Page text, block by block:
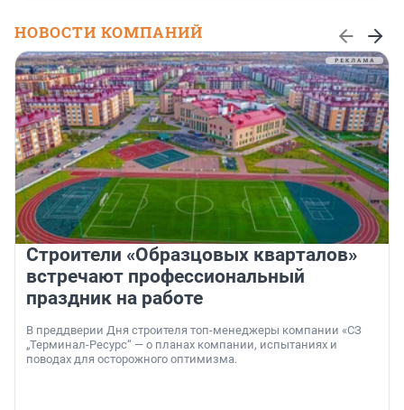
НОВОСТИ КОМПАНИЙ
Строители «Образцовых кварталов»
встречают профессиональный
праздник на работе
В преддверии Дня строителя топ-менеджеры компании «СЗ
„Терминал-Ресурс“ — о планах компании, испытаниях и
поводах для осторожного оптимизма.